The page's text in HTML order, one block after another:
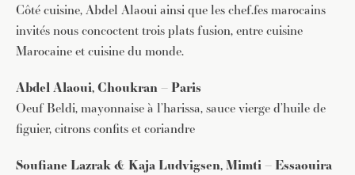
Côté cuisine, Abdel Alaoui ainsi que les chef.fes marocains
invités nous concoctent trois plats fusion, entre cuisine
Marocaine et cuisine du monde.
Abdel Alaoui, Choukran – Paris
Oeuf Beldi, mayonnaise à l’harissa, sauce vierge d’huile de
figuier, citrons confits et coriandre
Soufiane Lazrak & Kaja Ludvigsen, Mimti – Essaouira